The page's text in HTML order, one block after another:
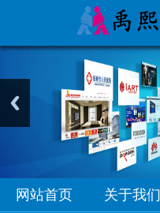
网站首页 关于我们